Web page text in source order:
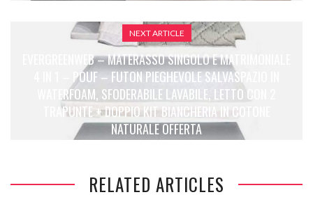
NEXT ARTICLE
EVERGREENWEB – MATERASSO SINGOLO E MATRIMONIALE
4 IN 1 – POUF – FUTON PIEGHEVOLE SALVASPAZIO IN
WATERFOAM, SFODERABILE LAVABILE, LETTO CON 2
TRAPUNTE + DOPPIO KIT BIANCHERIA IN COTONE
NATURALE OFFERTA
RELATED ARTICLES